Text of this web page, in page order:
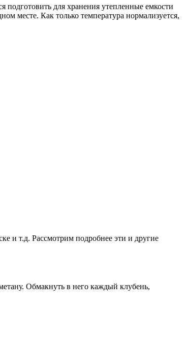
для хранения утепленные емкости
месте. Как только температура нормализуется,
и т.д. Рассмотрим подробнее эти и другие
Обмакнуть в него каждый клубень,